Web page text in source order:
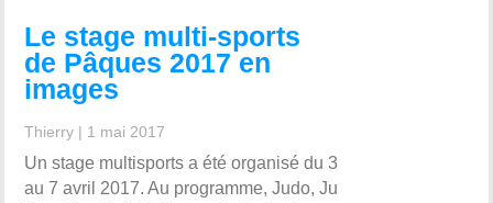
Le stage multi-sports
de Pâques 2017 en
images
Thierry | 1 mai 2017
Un stage multisports a été organisé du 3
au 7 avril 2017. Au programme, Judo, Ju